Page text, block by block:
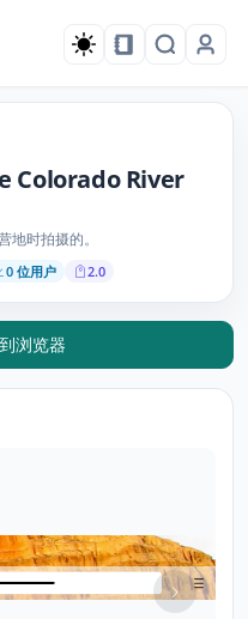
Colorado River
地时拍摄的。
0 位用户 2.0
浏览器